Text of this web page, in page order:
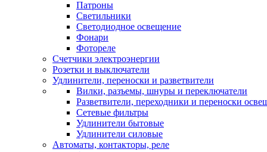
Патроны
Светильники
Светодиодное освещение
Фонари
Фотореле
Счетчики электроэнергии
Розетки и выключатели
Удлинители, переноски и разветвители
Вилки, разъемы, шнуры и переключатели
Разветвители, переходники и переноски
Сетевые фильтры
Удлинители бытовые
Удлинители силовые
Автоматы, контакторы, реле